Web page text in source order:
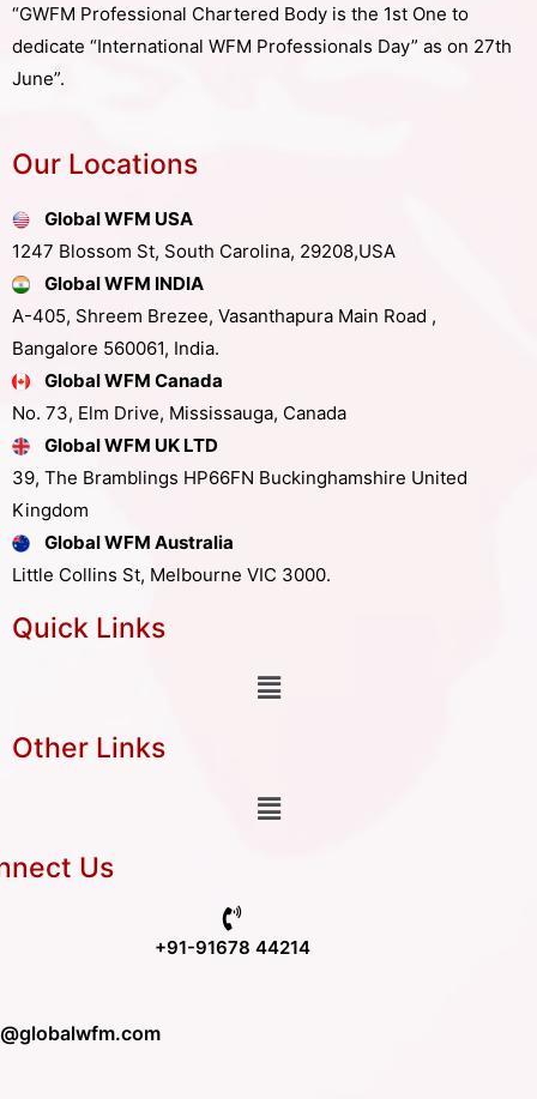
“GWFM Professional Chartered Body is the 1st One to
dedicate “International WFM Professionals Day” as on 27th
June”.
Our Locations
Global WFM USA
1247 Blossom St, South Carolina, 29208,USA
Global WFM INDIA
A-405, Shreem Brezee, Vasanthapura Main Road ,
Bangalore 560061, India.
Global WFM Canada
No. 73, Elm Drive, Mississauga, Canada
Global WFM UK LTD
39, The Bramblings HP66FN Buckinghamshire United
Kingdom
Global WFM Australia
Little Collins St, Melbourne VIC 3000.
Quick Links
Other Links
Us
+91-91678 44214